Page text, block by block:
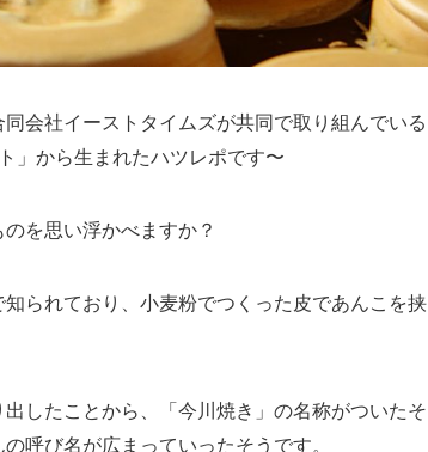
同会社イーストタイムズが共同で取り組んでいる
」から生まれたハツレポです〜
を思い浮かべますか？
られており、小麦粉でつくった皮であんこを挟
したことから、「今川焼き」の名称がついたそ
呼び名が広まっていったそうです。